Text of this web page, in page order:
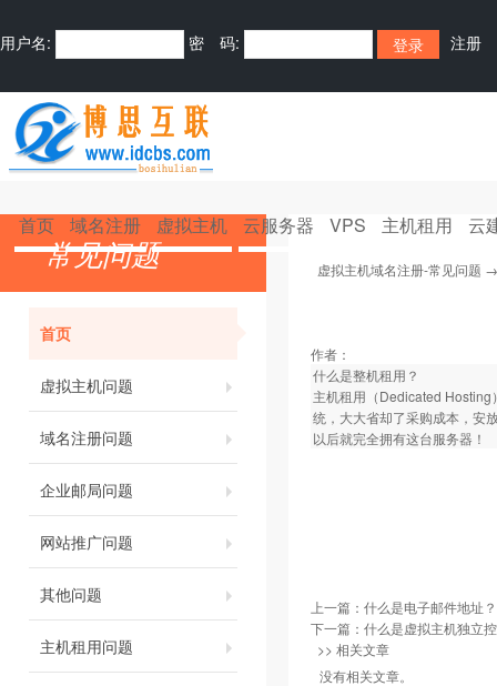
用户名: 密 码: 注册
首页 域名注册 虚拟主机 云服务器 VPS 主机租用 云
常见问题
首页
虚拟主机问题
域名注册问题
企业邮局问题
网站推广问题
其他问题
主机租用问题
虚拟主机域名注册-常见问题
作者：
什么是整机租用？
主机租用（Dedicated Hosting
统，大大省却了采购成本，安
以后就完全拥有这台服务器！
上一篇： 什么是电子邮件地址？
下一篇： 什么是虚拟主机独立
>> 相关文章
没有相关文章。